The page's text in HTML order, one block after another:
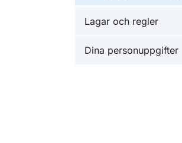
Lagar och regler
Dina personuppgifter